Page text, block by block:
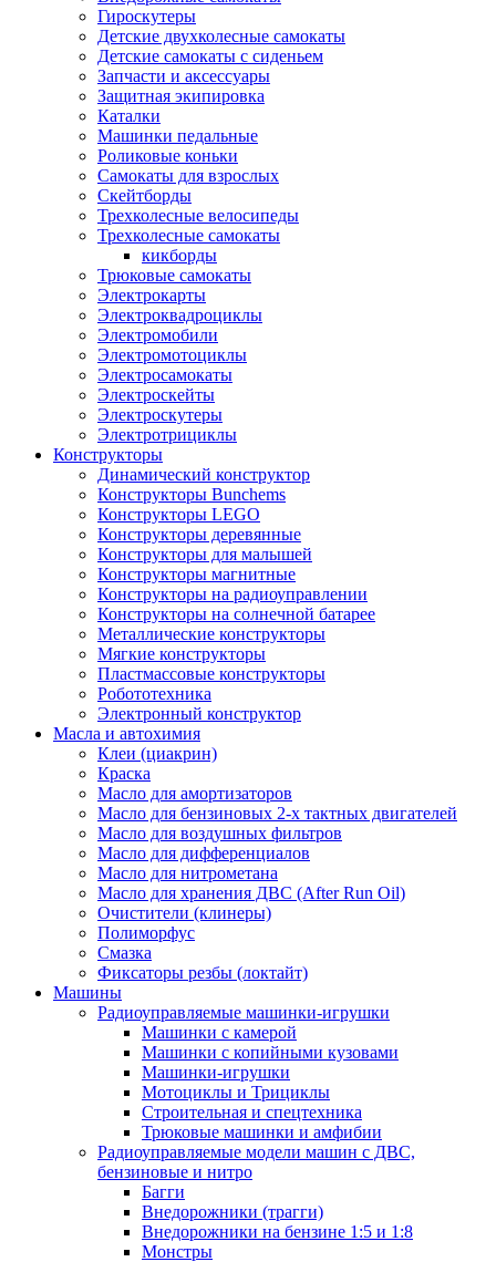
Гироскутеры
Детские двухколесные самокаты
Детские самокаты с сиденьем
Запчасти и аксессуары
Защитная экипировка
Каталки
Машинки педальные
Роликовые коньки
Самокаты для взрослых
Скейтборды
Трехколесные велосипеды
Трехколесные самокаты
кикборды
Трюковые самокаты
Электрокарты
Электроквадроциклы
Электромобили
Электромотоциклы
Электросамокаты
Электроскейты
Электроскутеры
Электротрициклы
Конструкторы
Динамический конструктор
Конструкторы Bunchems
Конструкторы LEGO
Конструкторы деревянные
Конструкторы для малышей
Конструкторы магнитные
Конструкторы на радиоуправлении
Конструкторы на солнечной батарее
Металлические конструкторы
Мягкие конструкторы
Пластмассовые конструкторы
Робототехника
Электронный конструктор
Масла и автохимия
Клеи (циакрин)
Краска
Масло для амортизаторов
Масло для бензиновых 2-х тактных двигателей
Масло для воздушных фильтров
Масло для дифференциалов
Масло для нитрометана
Масло для хранения ДВС (After Run Oil)
Очистители (клинеры)
Полиморфус
Смазка
Фиксаторы резбы (локтайт)
Машины
Радиоуправляемые машинки-игрушки
Машинки с камерой
Машинки с копийными кузовами
Машинки-игрушки
Мотоциклы и Трициклы
Строительная и спецтехника
Трюковые машинки и амфибии
Радиоуправляемые модели машин с ДВС,
бензиновые и нитро
Багги
Внедорожники (трагги)
Внедорожники на бензине 1:5 и 1:8
Монстры